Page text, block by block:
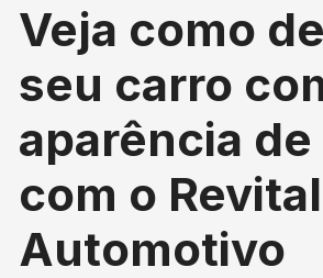
Veja como
seu carro
aparência
com o
Automotivo